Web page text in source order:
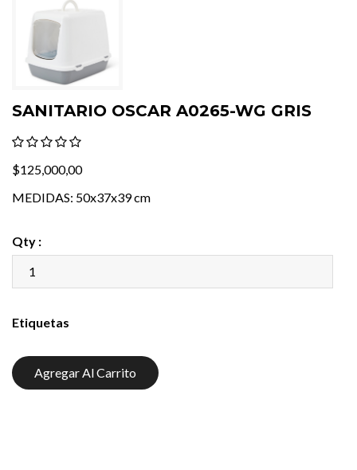
SANITARIO OSCAR A0265-WG GRIS
$125,000,00
MEDIDAS: 50x37x39 cm
Qty :
Etiquetas
Agregar Al Carrito